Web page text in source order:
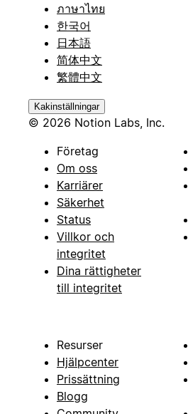
ภาษาไทย
한국어
日本語
简体中文
繁體中文
Kakinställningar
© 2026 Notion Labs, Inc.
Företag
Om oss
Karriärer
Säkerhet
Status
Villkor och
integritet
Dina rättigheter
till integritet
Resurser
Hjälpcenter
Prissättning
Blogg